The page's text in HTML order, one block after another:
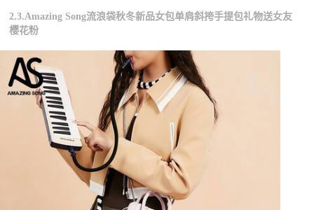
2.3.Amazing Song流浪袋秋冬新品女包单肩斜挎手提包礼物送女友
樱花粉